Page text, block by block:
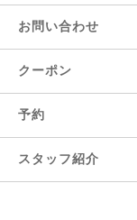
お問い合わせ
クーポン
予約
スタッフ紹介